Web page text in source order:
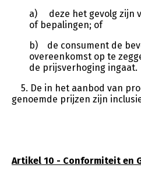
a) deze het gevolg zijn
of bepalingen; of
b) de consument de
overeenkomst op te
de prijsverhoging ingaat.
5. De in het aanbod van
genoemde prijzen zijn
Artikel 10 - Conformiteit en